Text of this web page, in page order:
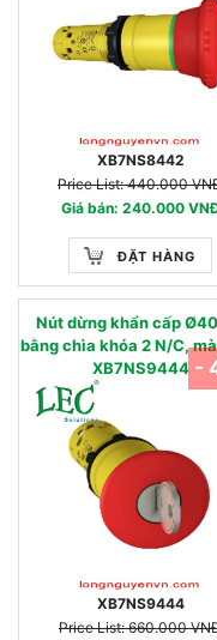
XB7NS8442
Price List: 440.000
Giá bán: 240.000
ĐẶT HÀNG
Nút dừng khẩn cấp
bằng chìa khóa 2 N/C,
XB7NS9444
XB7NS9444
Price List: 660.000
-